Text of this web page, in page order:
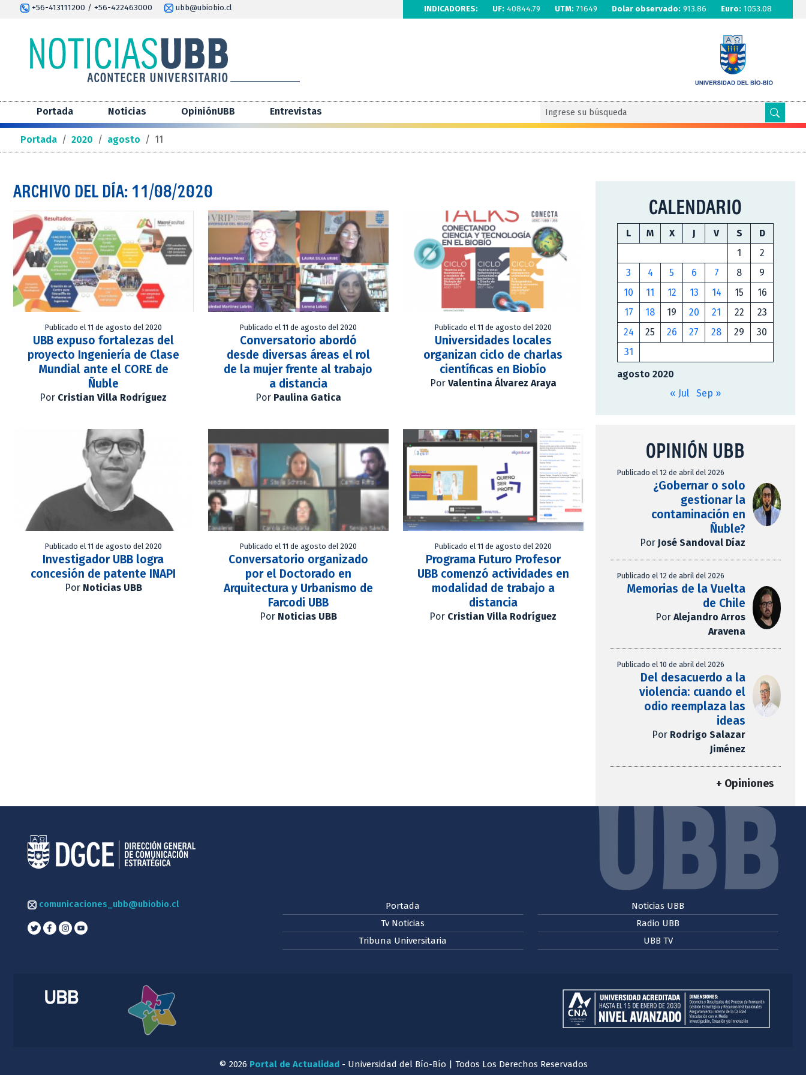
+56-413111200 / +56-422463000 ubb@ubiobio.cl INDICADORES: UF: 40844.79 UTM: 71649 Dolar observado: 913.86 Euro: 1053.08
Portada Noticias OpiniónUBB Entrevistas
Portada / 2020 / agosto / 11
ARCHIVO DEL DÍA: 11/08/2020
Publicado el 11 de agosto del 2020
UBB expuso fortalezas del
proyecto Ingeniería de Clase
Mundial ante el CORE de
Ñuble
Por Cristian Villa Rodríguez
Publicado el 11 de agosto del 2020
Conversatorio abordó
desde diversas áreas el rol
de la mujer frente al trabajo
a distancia
Por Paulina Gatica
Publicado el 11 de agosto del 2020
Universidades locales
organizan ciclo de charlas
científicas en Biobío
Por Valentina Álvarez Araya
Publicado el 11 de agosto del 2020
Investigador UBB logra
concesión de patente INAPI
Por Noticias UBB
Publicado el 11 de agosto del 2020
Conversatorio organizado
por el Doctorado en
Arquitectura y Urbanismo de
Farcodi UBB
Por Noticias UBB
Publicado el 11 de agosto del 2020
Programa Futuro Profesor
UBB comenzó actividades en
modalidad de trabajo a
distancia
Por Cristian Villa Rodríguez
CALENDARIO
agosto 2020
L M X J V S
D
1
2
3
4 5 6 7 8
9
10
11 12 13 14 15
16
17
18 19 20 21 22
23
24
25 26 27 28 29
30
31
« Jul Sep »
OPINIÓN UBB
Publicado el 12 de abril del 2026
¿Gobernar o solo
gestionar la
contaminación en
Ñuble?
Por José Sandoval Díaz
Publicado el 12 de abril del 2026
Memorias de la Vuelta
de Chile
Por Alejandro Arros
Aravena
Publicado el 10 de abril del 2026
Del desacuerdo a la
violencia: cuando el
odio reemplaza las
ideas
Por Rodrigo Salazar
Jiménez
+ Opiniones
comunicaciones_ubb@ubiobio.cl
Portada
Tv Noticias
Tribuna Universitaria
Noticias UBB
Radio UBB
UBB TV
© 2026 Portal de Actualidad- Universidad del Bío-Bío | Todos Los Derechos Reservados